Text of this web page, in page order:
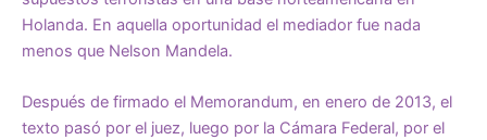
Holanda. En aquella oportunidad el mediador fue nada
menos que Nelson Mandela.
Después de firmado el Memorandum, en enero de 2013, el
texto pasó por el juez, luego por la Cámara Federal, por el